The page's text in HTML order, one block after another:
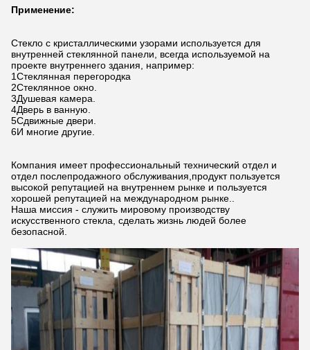
Применение:
Стекло с кристаллическими узорами используется для
внутренней стеклянной панели, всегда используемой на
проекте внутреннего здания, например:
1Стеклянная перегородка
2Стеклянное окно.
3Душевая камера.
4Дверь в ванную.
5Сдвижные двери.
6И многие другие.
Компания имеет профессиональный технический отдел и
отдел послепродажного обслуживания,продукт пользуется
высокой репутацией на внутреннем рынке и пользуется
хорошей репутацией на международном рынке..
Наша миссия - служить мировому производству
искусственного стекла, сделать жизнь людей более
безопасной.